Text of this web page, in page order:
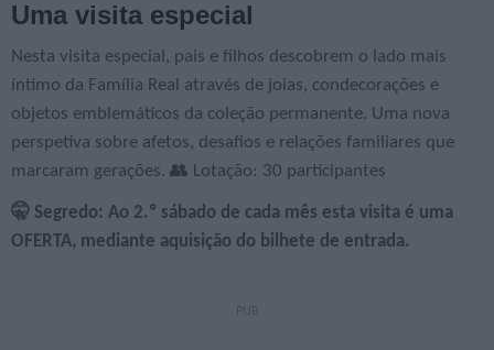
Uma visita especial
Nesta visita especial, pais e filhos descobrem o lado mais
íntimo da Família Real através de joias, condecorações e
objetos emblemáticos da coleção permanente. Uma nova
perspetiva sobre afetos, desafios e relações familiares que
marcaram gerações. 👥 Lotação: 30 participantes
🤫 Segredo: Ao 2.º sábado de cada mês esta visita é uma
OFERTA, mediante aquisição do bilhete de entrada.